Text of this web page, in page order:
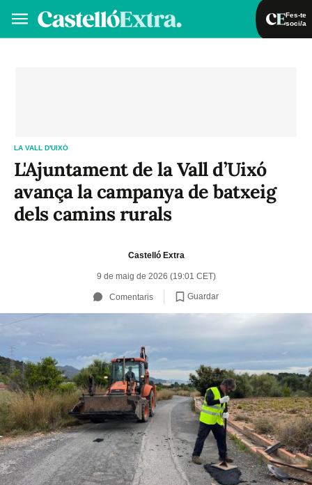
Fes-te
soci/a
LA VALL D'UIXÓ
L'Ajuntament de la Vall d’Uixó
avança la campanya de batxeig
dels camins rurals
Castelló Extra
9 de maig de 2026 (19:01 CET)
Comentaris Guardar